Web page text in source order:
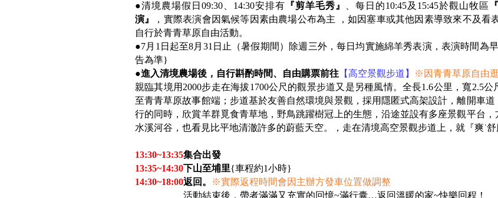
●清境農場假日09:30、14:30安排有 『剪羊毛秀』 、每日的10:45及15:45於觀山牧區
演』
，實際表演會因氣候等因素由農場公布為主 ，如因塞車或其他因素導致來不及看
自行於青青草原自由活動。
●7月1日起至8月31日止（暑假期間）除週三外，每日均實施綿羊秀表演，表演時間為
告為準}
●進入清境農場後，自行斟酌時間、自由購票前往 【高空景觀步道】 ※ 因青青草原自由
親臨其境用2000步走在海拔1700公尺的觀景步道又是另種風情。全長1.6公里，寬2.5
至青青草原故事館端；步道基於友善自然環境與景觀，採用隱匿式高架設計，離開車
行的同時，欣賞羊群覓食青草地，野鳥跳躍樹冠上的生態，沿途並設有多座景觀平台
水溪河谷，也看見比平地清澈許多的蔚藍天空。，走在清境高空景觀步道上，就『爽˙
13:30~13:35集合出發
13:35~14:30下山至埔里{車程約1小時}
14:30~18:00返回。 ※實際返程時間會因主辦方發車位置做調整
活動結束後，帶者滿滿又充實的回憶~滿行囊…返回溫暖的家~快樂回程！